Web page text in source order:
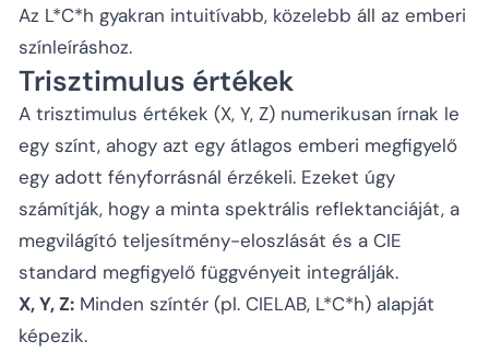
Az L*C*h gyakran intuitívabb, közelebb áll az emberi
színleíráshoz.
Trisztimulus értékek
A trisztimulus értékek (X, Y, Z) numerikusan írnak le
egy színt, ahogy azt egy átlagos emberi megfigyelő
egy adott fényforrásnál érzékeli. Ezeket úgy
számítják, hogy a minta spektrális reflektanciáját, a
megvilágító teljesítmény-eloszlását és a CIE
standard megfigyelő függvényeit integrálják.
X, Y, Z: Minden színtér (pl. CIELAB, L*C*h) alapját
képezik.